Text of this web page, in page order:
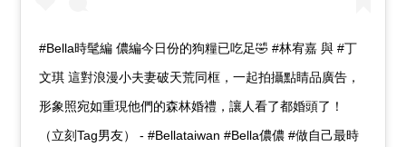
#Bella時髦編 儂編今日份的狗糧已吃足🤣 #林宥嘉 與 #丁
文琪 這對浪漫小夫妻破天荒同框，一起拍攝點睛品廣告，
形象照宛如重現他們的森林婚禮，讓人看了都婚頭了！
（立刻Tag男友） - #Bellataiwan #Bella儂儂 #做自己最時